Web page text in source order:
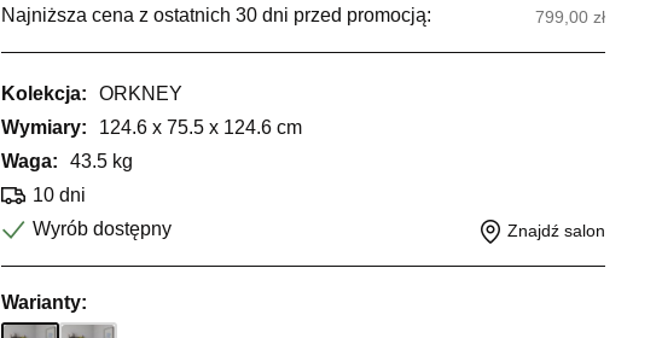
Najniższa cena z ostatnich 30 dni przed promocją: 799,00 zł
Kolekcja:
ORKNEY
Wymiary:
124.6 x 75.5 x 124.6 cm
Waga:
43.5 kg
10 dni
Wyrób dostępny
Znajdź salon
Warianty: